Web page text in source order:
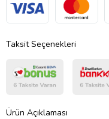
Taksit Seçenekleri
Ürün Açıklaması